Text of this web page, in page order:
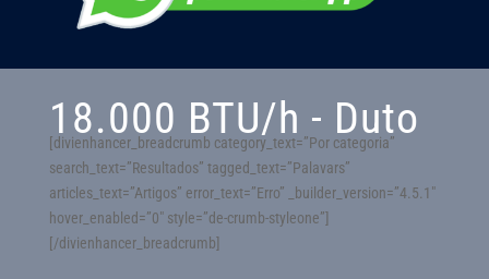
18.000 BTU/h - Duto
[divienhancer_breadcrumb category_text=”Por categoria”
search_text=”Resultados” tagged_text=”Palavars”
articles_text=”Artigos” error_text=”Erro” _builder_version=”4.5.1″
hover_enabled=”0″ style=”de-crumb-styleone”]
[/divienhancer_breadcrumb]